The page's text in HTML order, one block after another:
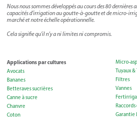
Nous nous sommes développés au cours des 80 dernières
capacités d’irrigation au goutte-à-goutte et de micro-
marché et notre échelle opérationnelle.
Cela signifie qu’il n’y a ni limites ni compromis.
Applications par cultures
Avocats
Bananes
Betteraves sucrières
Canne à sucre
Chanvre
Coton
Micro-
Tuyaux &
Filtres
Vannes
Garantie